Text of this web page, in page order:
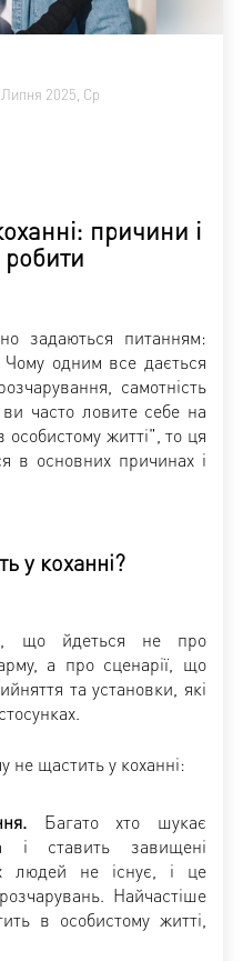
2025, Ср
причини і
задаються питанням:
одним все дається
самотність
часто ловите себе на
житті", то ця
в основних причинах і
у коханні?
що йдеться не про
а про сценарії, що
та установки, які
не щастить у коханні:
Багато хто шукає
і ставить завищені
людей не існує, і це
Найчастіше
в особистому житті,